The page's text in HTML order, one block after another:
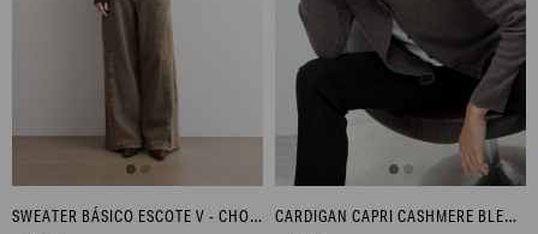
SWEATER BÁSICO ESCOTE V - CHOCOLATE CARDIGAN CAPRI CASHMERE BLEND - CHOCOLATE MELANGE